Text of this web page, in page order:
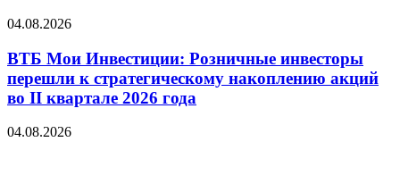
04.08.2026
ВТБ Мои Инвестиции: Розничные инвесторы
перешли к стратегическому накоплению акций
во II квартале 2026 года
04.08.2026